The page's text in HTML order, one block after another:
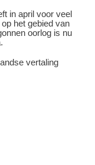
in april voor veel
het gebied van
oorlog is nu
vertaling